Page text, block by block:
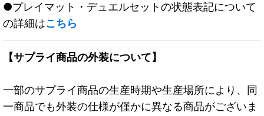
●プレイマット・デュエルセットの状態表記について
の詳細はこちら
【サプライ商品の外装について】
一部のサプライ商品の生産時期や生産場所により、同
一商品でも外装の仕様が僅かに異なる商品がございま